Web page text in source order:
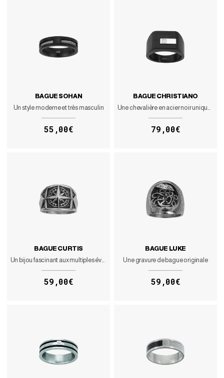
BAGUE SOHAN
Un style moderne et très masculin
55,00€
BAGUE CHRISTIANO
Une chevalière en acier noir unique en son genre
79,00€
BAGUE CURTIS
Un bijou fascinant aux multiples évocations
59,00€
BAGUE LUKE
Une gravure de bague originale
59,00€